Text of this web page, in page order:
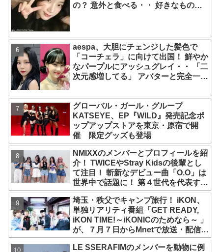
の？ 意外と食べる・・ 好きなものを
aespa、大胆にチェンジした髪色で
「コーチェラ」に向けて出国！ 鮮やか
なパープルにアッシュグレイ・・ 「二
次元感増してる」 アバターと完全一致
グローバル・ガール・グループ
KATSEYE、EP『WILD』発売記念ポ
ップアップストアを東京・原宿で開
催 限定グッズも登場
NMIXXのメンバーとプロフィールを紹
介！ TWICEやStray Kidsの後輩とし
て注目！ 斬新なデビュー曲「O.O」は
世界中で話題に！ 第４世代を代表する
美女ソリュンをはじめ、全員ビジュア
ルメンバーといわれるその魅力をチェ
ック
埼玉・秩父でキャンプ旅行！ iKON、
単独リアリティ番組「GET READY,
iKON TIME!～iKONICのためなら～ 」
が、７月７日からMnetで放送・配信ス
タート
LE SSERAFIMのメンバーを動物に例